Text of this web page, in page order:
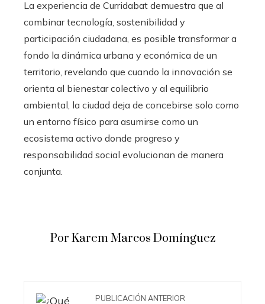
La experiencia de Curridabat demuestra que al
combinar tecnología, sostenibilidad y
participación ciudadana, es posible transformar a
fondo la dinámica urbana y económica de un
territorio, revelando que cuando la innovación se
orienta al bienestar colectivo y al equilibrio
ambiental, la ciudad deja de concebirse solo como
un entorno físico para asumirse como un
ecosistema activo donde progreso y
responsabilidad social evolucionan de manera
conjunta.
Por Karem Marcos Domínguez
PUBLICACIÓN ANTERIOR